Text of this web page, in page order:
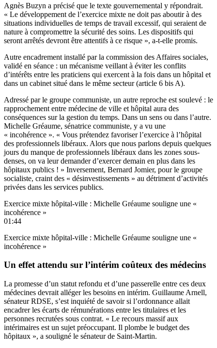
Agnès Buzyn a précisé que le texte gouvernemental y répondrait.
« Le développement de l’exercice mixte ne doit pas aboutir à des
situations individuelles de temps de travail excessif, qui seraient de
nature à compromettre la sécurité des soins. Les dispositifs qui
seront arrêtés devront être attentifs à ce risque », a-t-elle promis.
Autre encadrement installé par la commission des Affaires sociales,
validé en séance : un mécanisme veillant à éviter les conflits
d’intérêts entre les praticiens qui exercent à la fois dans un hôpital et
dans un cabinet situé dans le même secteur (article 6 bis A).
Adressé par le groupe communiste, un autre reproche est soulevé : le
rapprochement entre médecine de ville et hôpital aura des
conséquences sur la gestion du temps. Dans un sens ou dans l’autre.
Michelle Gréaume, sénatrice communiste, y a vu une
« incohérence ». « Vous prétendez favoriser l’exercice à l’hôpital
des professionnels libéraux. Alors que nous parlons depuis quelques
jours du manque de professionnels libéraux dans les zones sous-
denses, on va leur demander d’exercer demain en plus dans les
hôpitaux publics ! » Inversement, Bernard Jomier, pour le groupe
socialiste, craint des « désinvestissements » au détriment d’activités
privées dans les services publics.
Exercice mixte hôpital-ville : Michelle Gréaume souligne une «
incohérence »
01:44
Exercice mixte hôpital-ville : Michelle Gréaume souligne une «
incohérence »
Un effet attendu sur l’intérim coûteux des médecins
La promesse d’un statut refondu et d’une passerelle entre ces deux
médecines devrait alléger les besoins en intérim. Guillaume Arnell,
sénateur RDSE, s’est inquiété de savoir si l’ordonnance allait
encadrer les écarts de rémunérations entre les titulaires et les
personnes recrutées sous contrat. « Le recours massif aux
intérimaires est un sujet préoccupant. Il plombe le budget des
hôpitaux », a souligné le sénateur de Saint-Martin.